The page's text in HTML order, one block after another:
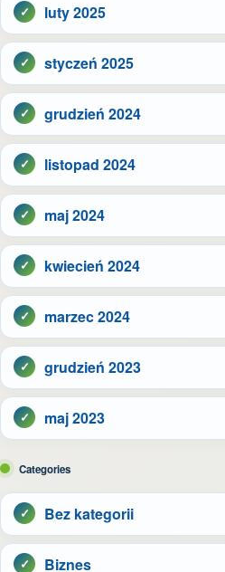
luty 2025
styczeń 2025
grudzień 2024
listopad 2024
maj 2024
kwiecień 2024
marzec 2024
grudzień 2023
maj 2023
Categories
Bez kategorii
Biznes